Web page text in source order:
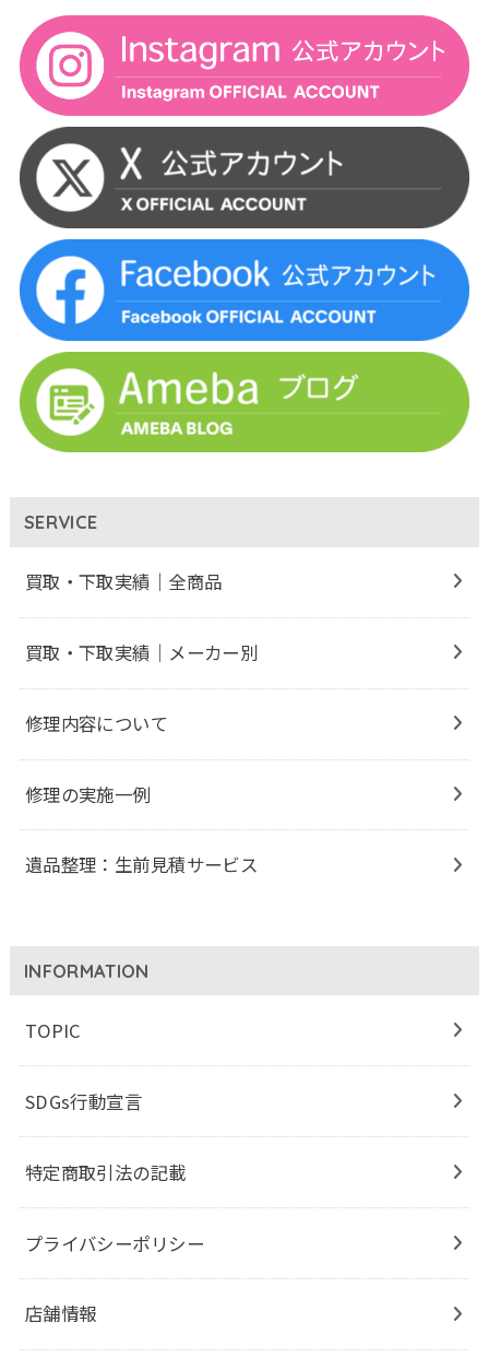
SERVICE
買取・下取実績｜全商品
買取・下取実績｜メーカー別
修理内容について
修理の実施一例
遺品整理：生前見積サービス
INFORMATION
TOPIC
SDGs行動宣言
特定商取引法の記載
プライバシーポリシー
店舗情報